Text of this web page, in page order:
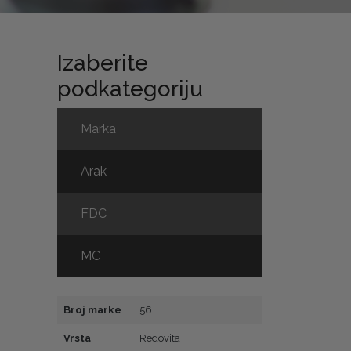
Izaberite
podkategoriju
Marka
Arak
FDC
MC
Broj marke 56
Vrsta Redovita